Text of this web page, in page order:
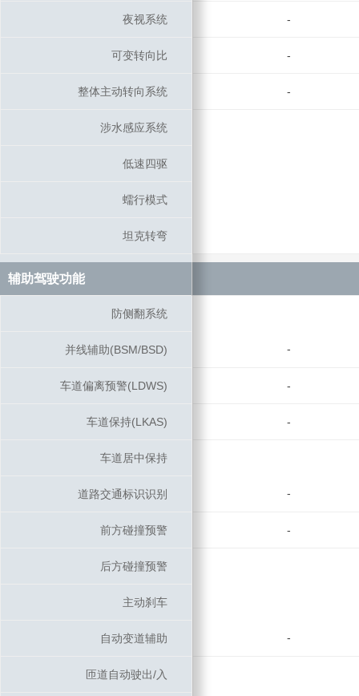
夜视系统 -
可变转向比 -
整体主动转向系统 -
涉水感应系统
低速四驱
蠕行模式
坦克转弯
辅助驾驶功能
防侧翻系统
并线辅助(BSM/BSD) -
车道偏离预警(LDWS) -
车道保持(LKAS) -
车道居中保持
道路交通标识识别 -
前方碰撞预警 -
后方碰撞预警
主动刹车
自动变道辅助 -
匝道自动驶出/入
夜视系统
可变转向比
整体主动转向系统
涉水感应系统
低速四驱
蠕行模式
坦克转弯
辅助驾驶功能
防侧翻系统
并线辅助(BSM/BSD)
车道偏离预警(LDWS)
车道保持(LKAS)
车道居中保持
道路交通标识识别
前方碰撞预警
后方碰撞预警
主动刹车
自动变道辅助
匝道自动驶出/入